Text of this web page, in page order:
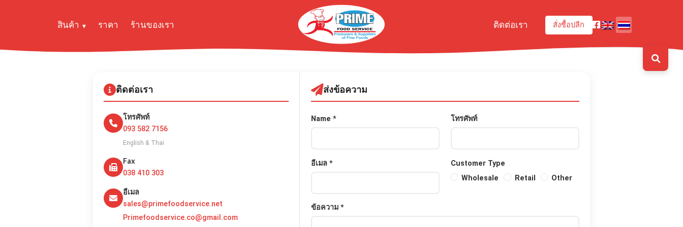
สินค้า ราคา ร้านของเรา ติดต่อเรา สั่งซื้อปลีก
ติดต่อเรา
โทรศัพท์
093 582 7156
English & Thai
Fax
038 410 303
อีเมล
sales@primefoodservice.net
Primefoodservice.co@gmail.com
ส่งข้อความ
Name * โทรศัพท์
อีเมล *
Customer Type
Wholesale
Retail Other
ข้อความ *